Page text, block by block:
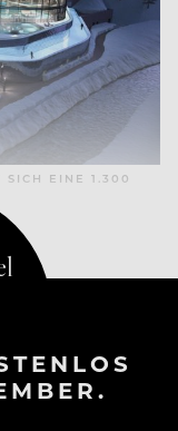
SICH EINE 1.300